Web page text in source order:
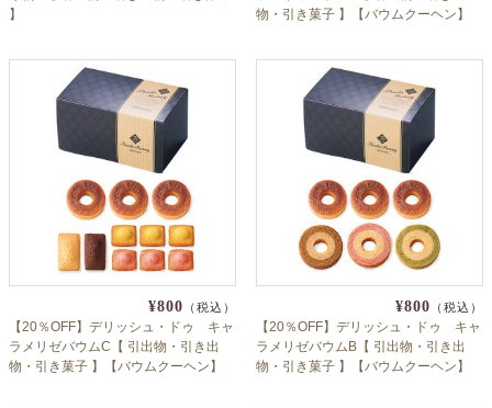
】
物・引き菓子 】【バウムクーヘン】
¥800 （税込）
【20％OFF】デリッシュ・ドゥ キャ
ラメリゼバウムC【 引出物・引き出
物・引き菓子 】【バウムクーヘン】
¥800 （税込）
【20％OFF】デリッシュ・ドゥ キャ
ラメリゼバウムB【 引出物・引き出
物・引き菓子 】【バウムクーヘン】